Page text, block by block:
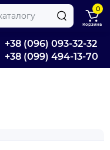
+38 (096) 093-32-32
+38 (099) 494-13-70
0
Корзина